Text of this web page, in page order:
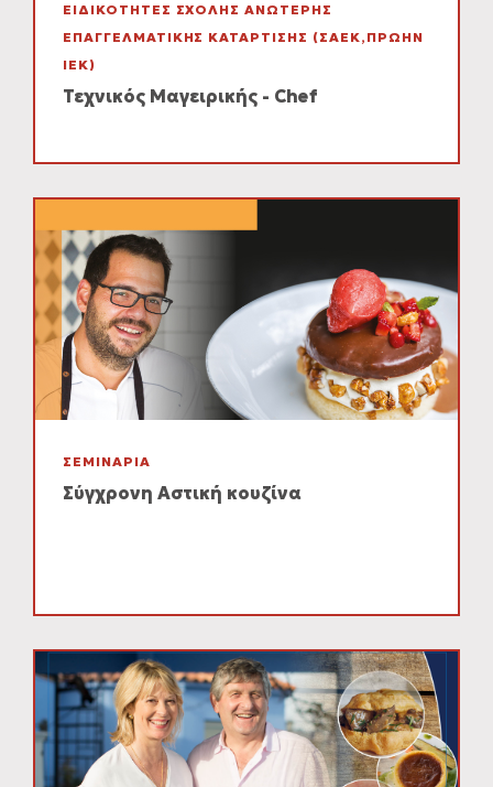
ΕΙΔΙΚΟΤΗΤΕΣ ΣΧΟΛΗΣ ΑΝΩΤΕΡΗΣ
ΕΠΑΓΓΕΛΜΑΤΙΚΗΣ ΚΑΤΑΡΤΙΣΗΣ (ΣΑΕΚ,ΠΡΩΗΝ
ΙΕΚ)
Τεχνικός Μαγειρικής - Chef
ΣΕΜΙΝΑΡΙΑ
Σύγχρονη Αστική κουζίνα